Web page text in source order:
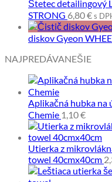
Štetec detailingový
STRONG 6,80€s
diskov Gyeon
NAJPREDÁVANEŠIE
Aplikačná hubka na
Chemie 1,10€
Utierka z
towel 40cmx40cm